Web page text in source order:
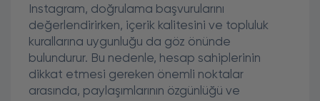
Instagram, doğrulama başvurularını
değerlendirirken, içerik kalitesini ve topluluk
kurallarına uygunluğu da göz önünde
bulundurur. Bu nedenle, hesap sahiplerinin
dikkat etmesi gereken önemli noktalar
arasında, paylaşımlarının özgünlüğü ve